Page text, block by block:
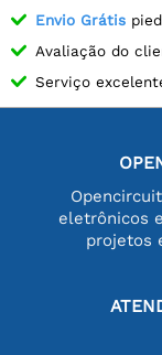
Envio Grátis
Avaliação do
Serviço
eletrônicos
projetos